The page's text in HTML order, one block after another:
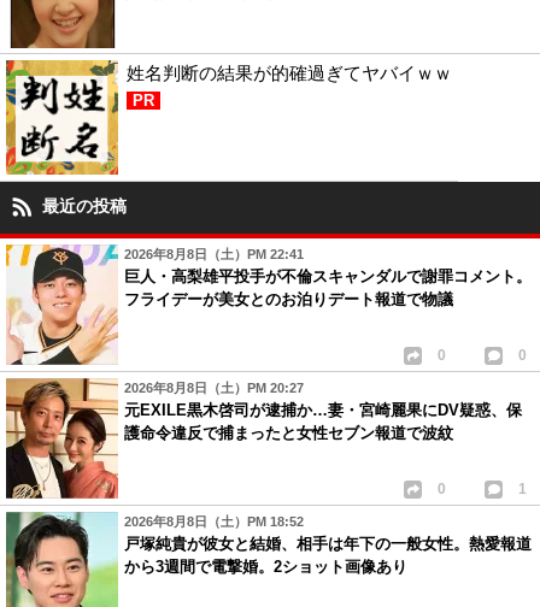
姓名判断の結果が的確過ぎてヤバイｗｗ
PR
最近の投稿
2026年8月8日（土）PM 22:41
巨人・高梨雄平投手が不倫スキャンダルで謝罪コメント。
フライデーが美女とのお泊りデート報道で物議
0 0
2026年8月8日（土）PM 20:27
元EXILE黒木啓司が逮捕か…妻・宮崎麗果にDV疑惑、保
護命令違反で捕まったと女性セブン報道で波紋
0 1
2026年8月8日（土）PM 18:52
戸塚純貴が彼女と結婚、相手は年下の一般女性。熱愛報道
から3週間で電撃婚。2ショット画像あり